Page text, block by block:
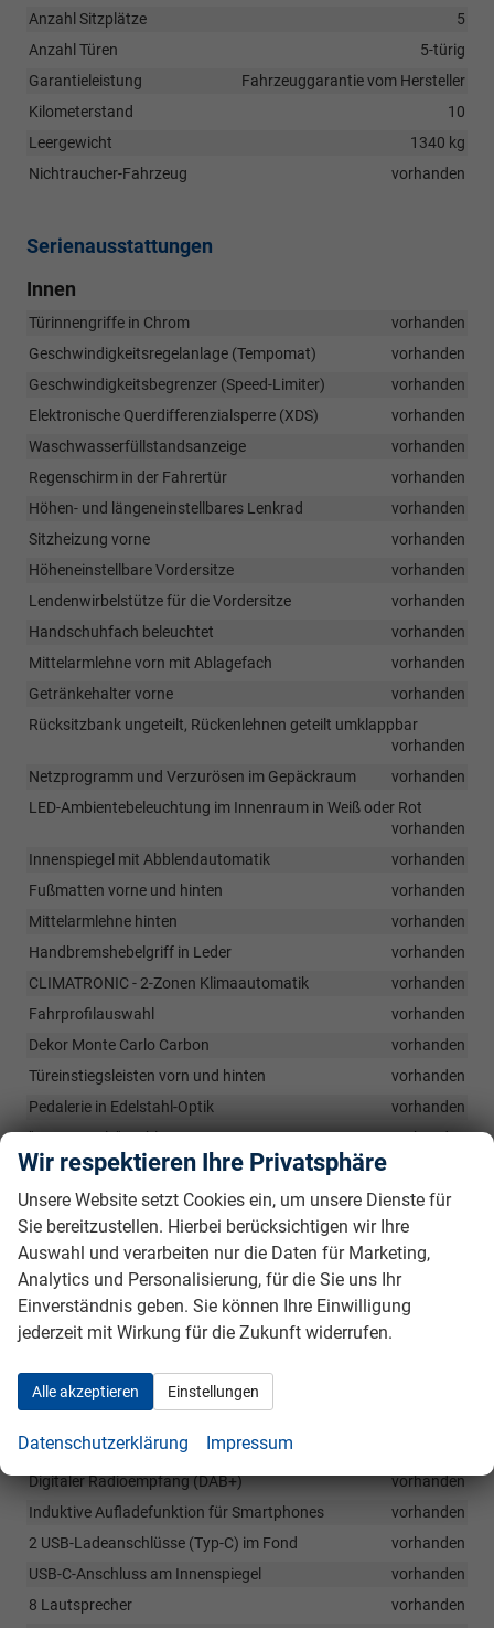
Anzahl Sitzplätze
5
Anzahl Türen
5-türig
Garantieleistung
Fahrzeuggarantie vom Hersteller
Kilometerstand
10
Leergewicht
1340 kg
Nichtraucher-Fahrzeug
vorhanden
Serienausstattungen
Innen
Türinnengriffe in Chrom
vorhanden
Geschwindigkeitsregelanlage (Tempomat)
vorhanden
Geschwindigkeitsbegrenzer (Speed-Limiter)
vorhanden
Elektronische Querdifferenzialsperre (XDS)
vorhanden
Waschwasserfüllstandsanzeige
vorhanden
Regenschirm in der Fahrertür
vorhanden
Höhen- und längeneinstellbares Lenkrad
vorhanden
Sitzheizung vorne
vorhanden
Höheneinstellbare Vordersitze
vorhanden
Lendenwirbelstütze für die Vordersitze
vorhanden
Handschuhfach beleuchtet
vorhanden
Mittelarmlehne vorn mit Ablagefach
vorhanden
Getränkehalter vorne
vorhanden
Rücksitzbank ungeteilt, Rückenlehnen geteilt umklappbar
vorhanden
Netzprogramm und Verzurösen im Gepäckraum
vorhanden
LED-Ambientebeleuchtung im Innenraum in Weiß oder Rot
vorhanden
Innenspiegel mit Abblendautomatik
vorhanden
Fußmatten vorne und hinten
vorhanden
Mittelarmlehne hinten
vorhanden
Handbremshebelgriff in Leder
vorhanden
CLIMATRONIC - 2-Zonen Klimaautomatik
vorhanden
Fahrprofilauswahl
vorhanden
Dekor Monte Carlo Carbon
vorhanden
Türeinstiegsleisten vorn und hinten
vorhanden
Pedalerie in Edelstahl-Optik
vorhanden
"Monte Carlo" Emblem
vorhanden
Dachhimmel schwarz
3-Speichen Multifunktionslederlenkrad beheizbar (bei DSG inkl.
Schaltwippen)
vorhanden
Tickethalter an der Windschutzscheibe
vorhanden
Infotainment & Kommunikation
2x USB-Anschluss (Typ-C) vorn
12-Volt Steckdose in der Mittelkonsole und im Gepäckraum
(800x480)
Digitaler Radioempfang (DAB+)
vorhanden
Induktive Aufladefunktion für Smartphones
vorhanden
2 USB-Ladeanschlüsse (Typ-C) im Fond
vorhanden
USB-C-Anschluss am Innenspiegel
vorhanden
8 Lautsprecher
vorhanden
Wir respektieren Ihre Privatsphäre
Unsere Website setzt Cookies ein, um unsere Dienste für
Sie bereitzustellen. Hierbei berücksichtigen wir Ihre
Auswahl und verarbeiten nur die Daten für Marketing,
Analytics und Personalisierung, für die Sie uns Ihr
Einverständnis geben. Sie können Ihre Einwilligung
jederzeit mit Wirkung für die Zukunft widerrufen.
Alle akzeptieren Einstellungen
Datenschutzerklärung Impressum